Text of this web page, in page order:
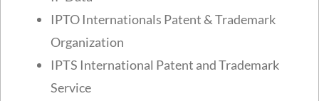
IPTO Internationals Patent & Trademark
Organization
IPTS International Patent and Trademark
Service